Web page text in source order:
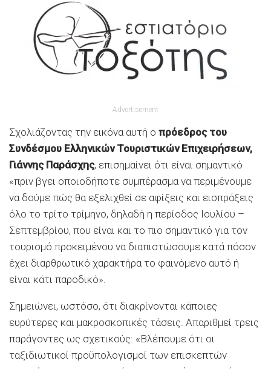
Advertisement
Σχολιάζοντας την εικόνα αυτή ο πρόεδρος του
Συνδέσμου Ελληνικών Τουριστικών Επιχειρήσεων,
Γιάννης Παράσχης, επισημαίνει ότι είναι σημαντικό
«πριν βγει οποιοδήποτε συμπέρασμα να περιμένουμε
να δούμε πώς θα εξελιχθεί σε αφίξεις και εισπράξεις
όλο το τρίτο τρίμηνο, δηλαδή η περίοδος Ιουλίου –
Σεπτεμβρίου, που είναι και το πιο σημαντικό για τον
τουρισμό προκειμένου να διαπιστώσουμε κατά πόσον
έχει διαρθρωτικό χαρακτήρα το φαινόμενο αυτό ή
είναι κάτι παροδικό».
Σημειώνει, ωστόσο, ότι διακρίνονται κάποιες
ευρύτερες και μακροσκοπικές τάσεις. Απαριθμεί τρεις
παράγοντες ως σχετικούς: «Βλέπουμε ότι οι
ταξιδιωτικοί προϋπολογισμοί των επισκεπτών